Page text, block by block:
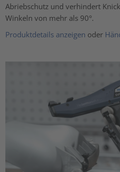
Abriebschutz und verhindert
Winkeln von mehr als 90°.
Produktdetails anzeigen oder